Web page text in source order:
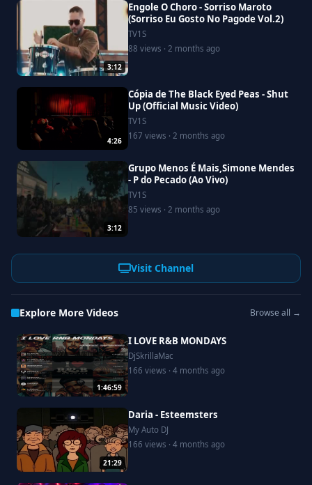
3:12
Engole O Choro - Sorriso Maroto
(Sorriso Eu Gosto No Pagode Vol.2)
TV1S
88 views · 2 months ago
4:26
Cópia de The Black Eyed Peas - Shut
Up (Official Music Video)
TV1S
167 views · 2 months ago
3:12
Grupo Menos É Mais,Simone Mendes
- P do Pecado (Ao Vivo)
TV1S
85 views · 2 months ago
Visit Channel
Explore More Videos Browse all →
1:46:59
I LOVE R&B MONDAYS
DjSkrillaMac
166 views · 4 months ago
21:29
Daria - Esteemsters
My Auto DJ
166 views · 4 months ago